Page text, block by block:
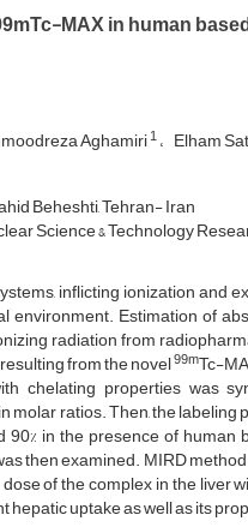
MAX in human
Aghamiri1 Elham
Beheshti, Tehran- Iran
Science & Technology
inflicting ionization and
environment. Estimation of
radiation from
from the novel99mTc-
chelating properties was
molar ratios. Then, the
in the presence of
then examined. MIRD
of the complex in the liver
hepatic uptake as well as its